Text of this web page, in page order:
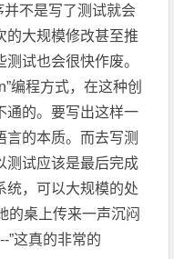
不是写了测试就会
的大规模修改甚至推
试也会很快作废。
编程方式，在这种创
通的。要写出这样一
言的本质。而去写测
测试应该是最后完成
统，可以大规模的处
的桌上传来一声沉闷
”这真的非常的